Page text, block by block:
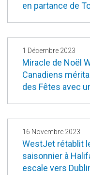
en partance de
1 Décembre 2023
Miracle de Noël
Canadiens
des Fêtes avec
16 Novembre 2023
WestJet rétablit
saisonnier à
escale vers